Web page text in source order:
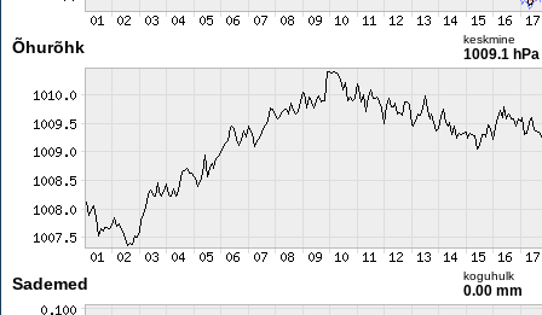
Õhurõhk keskmine
1009.1 hPa
Sademed koguhulk
0.00 mm